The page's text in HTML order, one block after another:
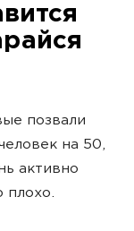
позвали
на 50,
активно
плохо.